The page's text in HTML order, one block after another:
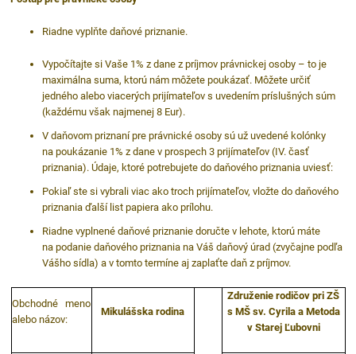
Riadne vyplňte daňové priznanie.
Vypočítajte si Vaše 1% z dane z príjmov právnickej osoby – to je
maximálna suma, ktorú nám môžete poukázať. Môžete určiť
jedného alebo viacerých prijímateľov s uvedením príslušných súm
(každému však najmenej 8 Eur).
V daňovom priznaní pre právnické osoby sú už uvedené kolónky
na poukázanie 1% z dane v prospech 3 prijímateľov (IV. časť
priznania). Údaje, ktoré potrebujete do daňového priznania uviesť:
Pokiaľ ste si vybrali viac ako troch prijímateľov, vložte do daňového
priznania ďalší list papiera ako prílohu.
Riadne vyplnené daňové priznanie doručte v lehote, ktorú máte
na podanie daňového priznania na Váš daňový úrad (zvyčajne podľa
Vášho sídla) a v tomto termíne aj zaplaťte daň z príjmov.
Obchodné meno
alebo názov:
Mikulášska rodina
Združenie rodičov pri ZŠ
s MŠ sv. Cyrila a Metoda
v Starej Ľubovni